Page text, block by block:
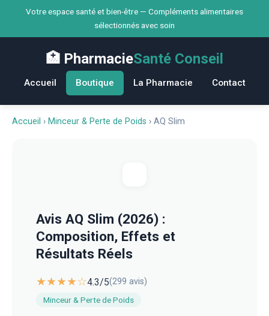
Votre espace santé et bien-être — Compléments alimentaires
sélectionnés avec soin
🏥 PharmacieSanté Conseil
Accueil Boutique La Pharmacie Contact
Accueil › Minceur & Perte de Poids › AQ Slim
Avis AQ Slim (2026) :
Composition, Effets et
Résultats Réels
★★★★☆4.3/5(299 avis)
Minceur & Perte de Poids